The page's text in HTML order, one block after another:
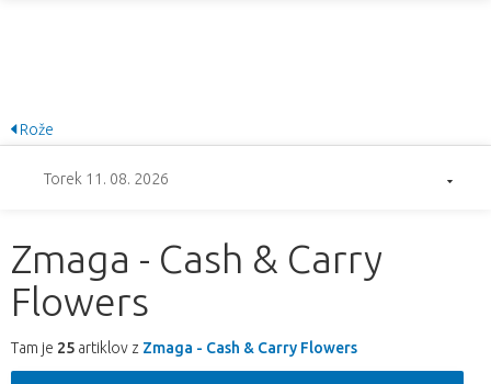
Rože
Torek 11. 08. 2026
Zmaga - Cash & Carry
Flowers
Tam je 25 artiklov z Zmaga - Cash & Carry Flowers